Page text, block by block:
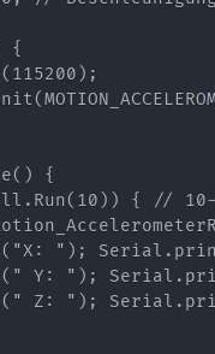
{
{
{ // 10-
");
Y: ");
Z: ");